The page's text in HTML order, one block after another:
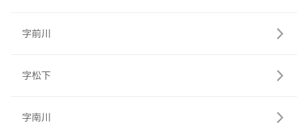
字前川
字松下
字南川